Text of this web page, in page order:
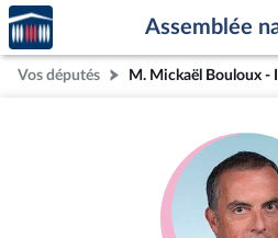
Aller au contenu
Aller en bas de la page
Accèder
à la
page
d'accueil
Assemblée
Vos députés